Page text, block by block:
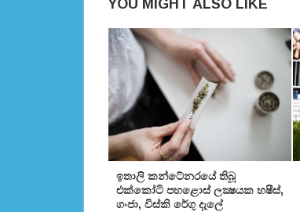
YOU MIGHT ALSO LIKE
ඉතාලි කන්ටේනරයේ තිබූ
එක්‌කෝටි පහළොස්‌ ලක්‍ෂයක හෂීස්‌,
ගංජා, විස්‌කි රේගු දැලේ